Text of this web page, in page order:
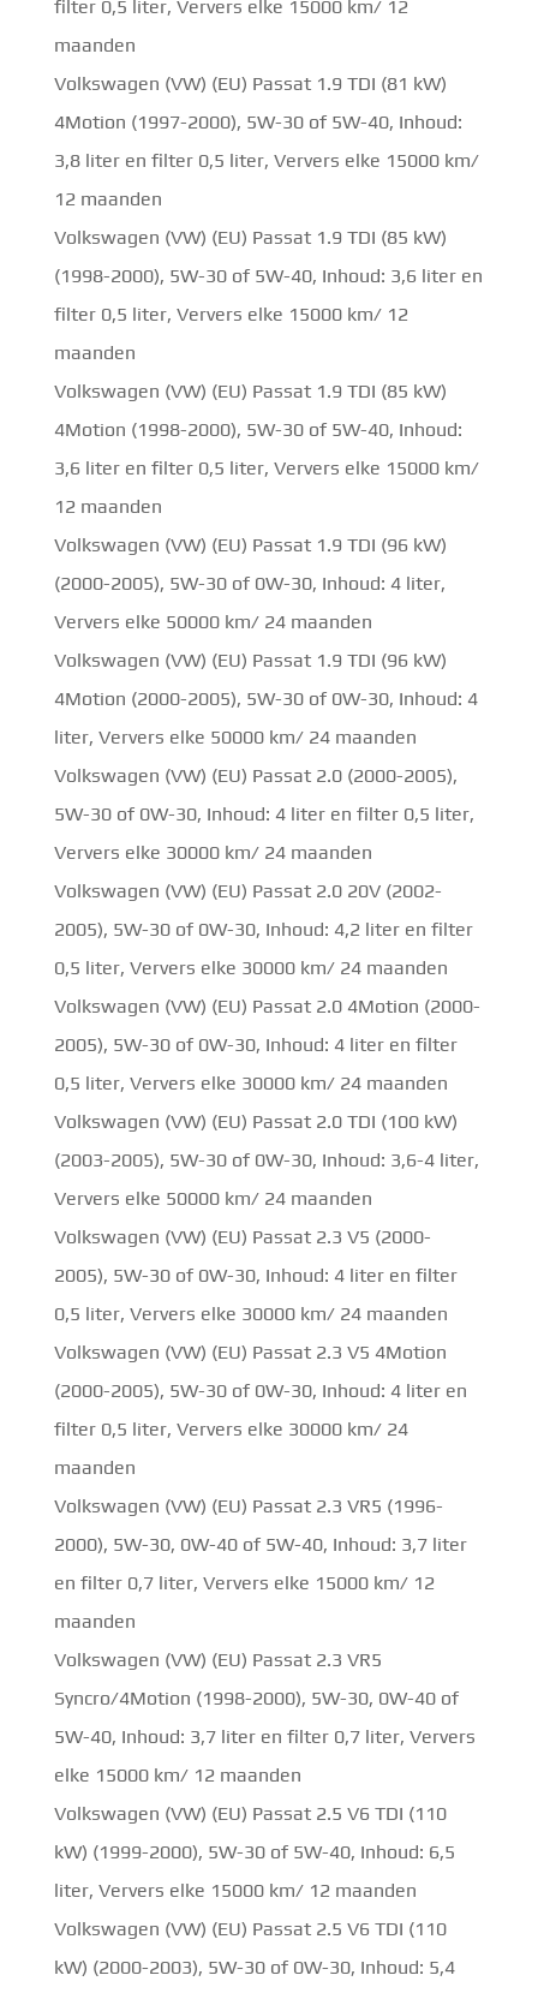
filter 0,5 liter, Ververs elke 15000 km/ 12
maanden
Volkswagen (VW) (EU) Passat 1.9 TDI (81 kW)
4Motion (1997-2000), 5W-30 of 5W-40, Inhoud:
3,8 liter en filter 0,5 liter, Ververs elke 15000 km/
12 maanden
Volkswagen (VW) (EU) Passat 1.9 TDI (85 kW)
(1998-2000), 5W-30 of 5W-40, Inhoud: 3,6 liter en
filter 0,5 liter, Ververs elke 15000 km/ 12
maanden
Volkswagen (VW) (EU) Passat 1.9 TDI (85 kW)
4Motion (1998-2000), 5W-30 of 5W-40, Inhoud:
3,6 liter en filter 0,5 liter, Ververs elke 15000 km/
12 maanden
Volkswagen (VW) (EU) Passat 1.9 TDI (96 kW)
(2000-2005), 5W-30 of 0W-30, Inhoud: 4 liter,
Ververs elke 50000 km/ 24 maanden
Volkswagen (VW) (EU) Passat 1.9 TDI (96 kW)
4Motion (2000-2005), 5W-30 of 0W-30, Inhoud: 4
liter, Ververs elke 50000 km/ 24 maanden
Volkswagen (VW) (EU) Passat 2.0 (2000-2005),
5W-30 of 0W-30, Inhoud: 4 liter en filter 0,5 liter,
Ververs elke 30000 km/ 24 maanden
Volkswagen (VW) (EU) Passat 2.0 20V (2002-
2005), 5W-30 of 0W-30, Inhoud: 4,2 liter en filter
0,5 liter, Ververs elke 30000 km/ 24 maanden
Volkswagen (VW) (EU) Passat 2.0 4Motion (2000-
2005), 5W-30 of 0W-30, Inhoud: 4 liter en filter
0,5 liter, Ververs elke 30000 km/ 24 maanden
Volkswagen (VW) (EU) Passat 2.0 TDI (100 kW)
(2003-2005), 5W-30 of 0W-30, Inhoud: 3,6-4 liter,
Ververs elke 50000 km/ 24 maanden
Volkswagen (VW) (EU) Passat 2.3 V5 (2000-
2005), 5W-30 of 0W-30, Inhoud: 4 liter en filter
0,5 liter, Ververs elke 30000 km/ 24 maanden
Volkswagen (VW) (EU) Passat 2.3 V5 4Motion
(2000-2005), 5W-30 of 0W-30, Inhoud: 4 liter en
filter 0,5 liter, Ververs elke 30000 km/ 24
maanden
Volkswagen (VW) (EU) Passat 2.3 VR5 (1996-
2000), 5W-30, 0W-40 of 5W-40, Inhoud: 3,7 liter
en filter 0,7 liter, Ververs elke 15000 km/ 12
maanden
Volkswagen (VW) (EU) Passat 2.3 VR5
Syncro/4Motion (1998-2000), 5W-30, 0W-40 of
5W-40, Inhoud: 3,7 liter en filter 0,7 liter, Ververs
elke 15000 km/ 12 maanden
Volkswagen (VW) (EU) Passat 2.5 V6 TDI (110
kW) (1999-2000), 5W-30 of 5W-40, Inhoud: 6,5
liter, Ververs elke 15000 km/ 12 maanden
Volkswagen (VW) (EU) Passat 2.5 V6 TDI (110
kW) (2000-2003), 5W-30 of 0W-30, Inhoud: 5,4